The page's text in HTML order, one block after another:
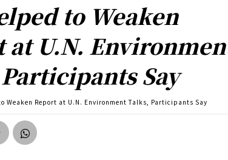
to Weaken
at U.N.
Say
Weaken Report at U.N. Environment Talks, Participants Say